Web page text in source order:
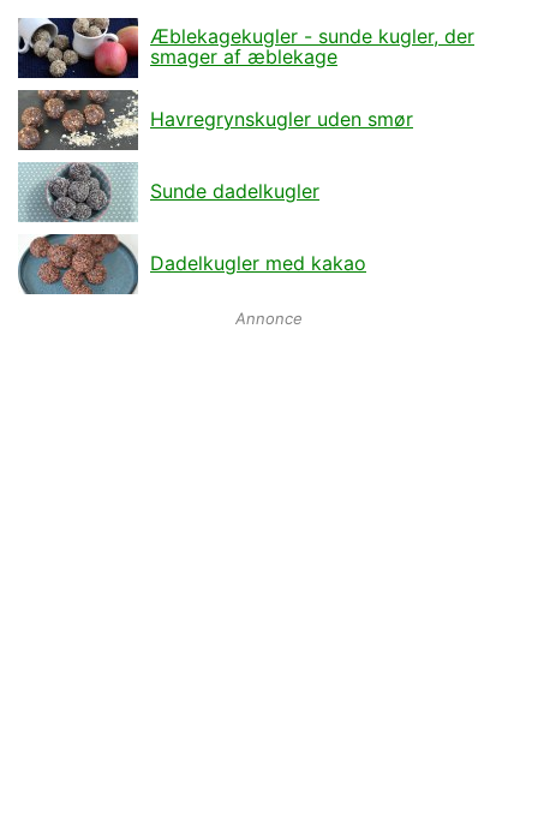
Æblekagekugler - sunde kugler, der
smager af æblekage
Havregrynskugler uden smør
Sunde dadelkugler
Dadelkugler med kakao
Annonce